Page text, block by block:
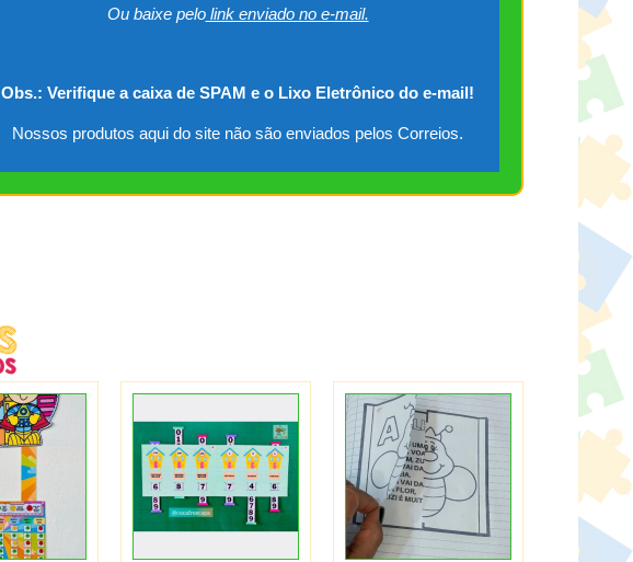
Ou baixe pelolink enviado no e-mail.
Obs.: Verifique a caixa de SPAM e o Lixo Eletrônico do e-mail!
Nossos produtos aqui do site não são enviados pelos Correios.